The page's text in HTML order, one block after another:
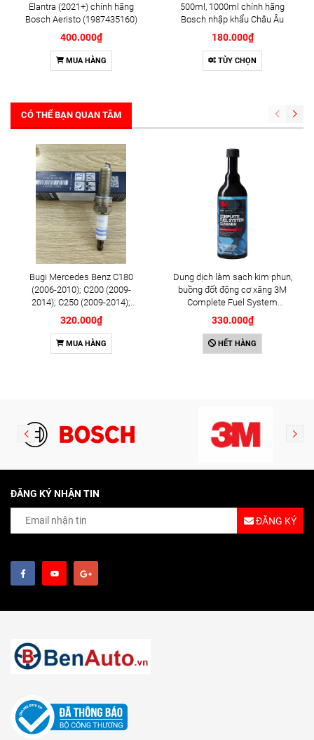
Elantra (2021+) chính hãng
Bosch Aeristo (1987435160)
400.000₫
MUA HÀNG
500ml, 1000ml chính hãng
Bosch nhập khẩu Châu Âu
180.000₫
TÙY CHỌN
CÓ THỂ BẠN QUAN TÂM
Bugi Mercedes Benz C180
(2006-2010); C200 (2009-
2014); C250 (2009-2014);
E250 (2009-2013); G500
(2008-2015); GL450 (2006-
2012), S500 (2005-2011);
SLK200 (2011-2015) chính
320.000₫
MUA HÀNG
Dung dịch làm sạch kim phun,
buồng đốt động cơ xăng 3M
Complete Fuel System
Cleaner 473ml (08813)
330.000₫
HẾT HÀNG
ĐĂNG KÝ NHẬN TIN
ĐĂNG KÝ